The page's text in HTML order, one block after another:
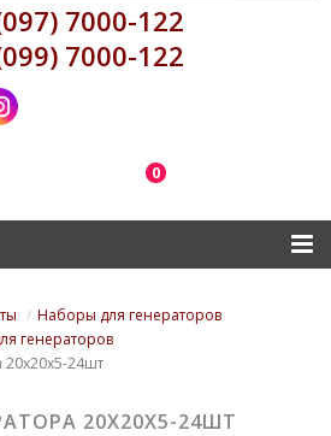
7000-122
7000-122
0
Наборы для генераторов
генераторов
24шт
20Х20Х5-24ШТ